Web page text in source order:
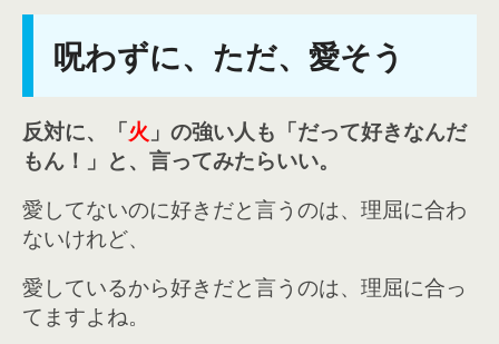
呪わずに、ただ、愛そう
反対に、「火 」の強い人も「だって好きなんだ
もん！」と、言ってみたらいい。
愛してないのに好きだと言うのは、理屈に合わ
ないけれど、
愛しているから好きだと言うのは、理屈に合っ
てますよね。